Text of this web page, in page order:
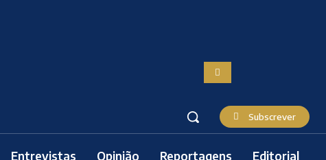
Subscrever
Entrevistas Opinião Reportagens Editorial